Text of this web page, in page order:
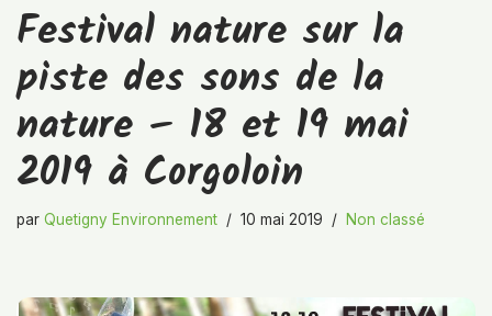
Festival nature sur la
piste des sons de la
nature – 18 et 19 mai
2019 à Corgoloin
par Quetigny Environnement 10 mai 2019 Non classé